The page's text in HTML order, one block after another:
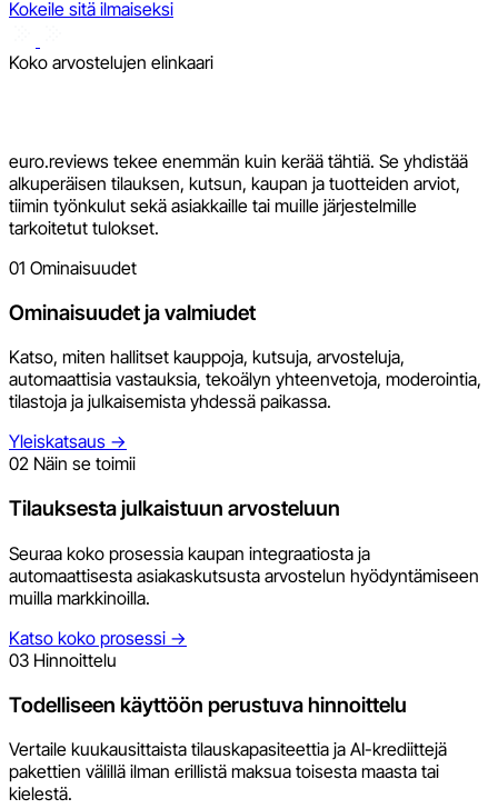
Kokeile sitä ilmaiseksi
Koko arvostelujen elinkaari
euro.reviews tekee enemmän kuin kerää tähtiä. Se yhdistää
alkuperäisen tilauksen, kutsun, kaupan ja tuotteiden arviot,
tiimin työnkulut sekä asiakkaille tai muille järjestelmille
tarkoitetut tulokset.
01 Ominaisuudet
Ominaisuudet ja valmiudet
Katso, miten hallitset kauppoja, kutsuja, arvosteluja,
automaattisia vastauksia, tekoälyn yhteenvetoja, moderointia,
tilastoja ja julkaisemista yhdessä paikassa.
Yleiskatsaus →
02 Näin se toimii
Tilauksesta julkaistuun arvosteluun
Seuraa koko prosessia kaupan integraatiosta ja
automaattisesta asiakaskutsusta arvostelun hyödyntämiseen
muilla markkinoilla.
Katso koko prosessi →
03 Hinnoittelu
Todelliseen käyttöön perustuva hinnoittelu
Vertaile kuukausittaista tilauskapasiteettia ja AI-krediittejä
pakettien välillä ilman erillistä maksua toisesta maasta tai
kielestä.